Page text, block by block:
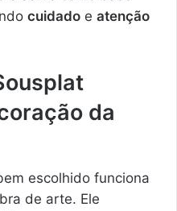
cuidado e atenção
da
escolhido funciona
de arte. Ele